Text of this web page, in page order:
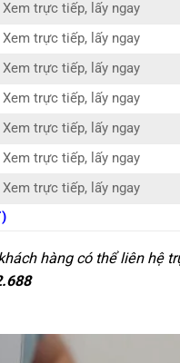
Xem trực tiếp, lấy ngay
Xem trực tiếp, lấy ngay
Xem trực tiếp, lấy ngay
Xem trực tiếp, lấy ngay
Xem trực tiếp, lấy ngay
Xem trực tiếp, lấy ngay
Xem trực tiếp, lấy ngay
hàng có thể liên hệ